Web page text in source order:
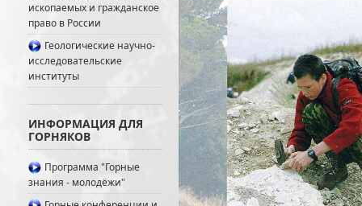
ископаемых и гражданское
право в России
Геологические научно-
исследовательские
институты
ИНФОРМАЦИЯ ДЛЯ
ГОРНЯКОВ
Программа "Горные
знания - молодёжи"